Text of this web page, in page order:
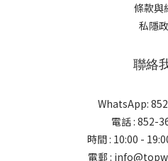
條款與
私隱
聯絡
WhatsApp:
電話 : 852-
時間 : 10:00 -
電郵 :